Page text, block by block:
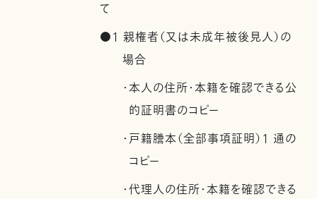
て
●1 親権者（又は未成年被後見人）の
場合
・本人の住所・本籍を確認できる公
的証明書のコピー
・戸籍謄本（全部事項証明）1 通の
コピー
・代理人の住所・本籍を確認できる